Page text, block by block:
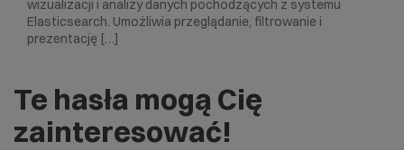
wizualizacji i analizy danych pochodzących z systemu
Elasticsearch. Umożliwia przeglądanie, filtrowanie i
prezentację […]
Te hasła mogą Cię
zainteresować!